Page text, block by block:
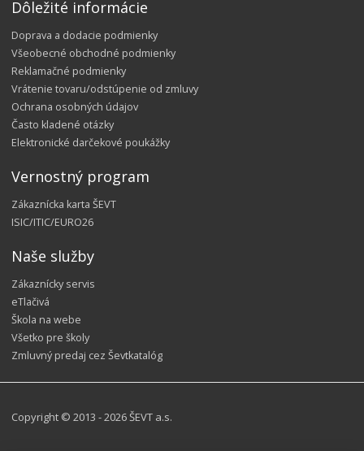
Dôležité informácie
Doprava a dodacie podmienky
Všeobecné obchodné podmienky
Reklamačné podmienky
Vrátenie tovaru/odstúpenie od zmluvy
Ochrana osobných údajov
Často kladené otázky
Elektronické darčekové poukážky
Vernostný program
Zákaznícka karta ŠEVT
ISIC/ITIC/EURO26
Naše služby
Zákaznícky servis
eTlačivá
Škola na webe
Všetko pre školy
Zmluvný predaj cez Ševtkatalóg
Copyright © 2013 - 2026 ŠEVT a.s.